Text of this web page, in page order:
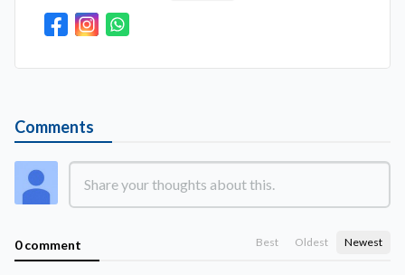
Comments
0 comment Best Oldest Newest